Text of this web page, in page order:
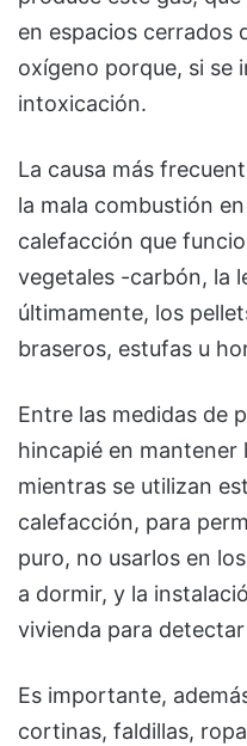
en espacios cerrados
oxígeno porque, si se
intoxicación.
La causa más
la mala combustión
calefacción que
vegetales -carbón, la
últimamente, los
braseros, estufas u
Entre las medidas de
hincapié en mantener
mientras se utilizan
calefacción, para
puro, no usarlos en
a dormir, y la
vivienda para
Es importante,
cortinas, faldillas,